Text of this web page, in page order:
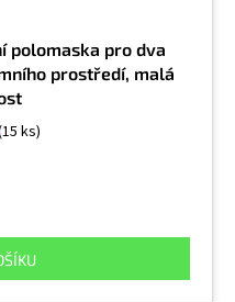
polomaska pro dva
prostředí, malá
ks)